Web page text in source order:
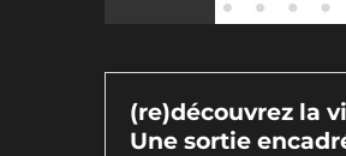
(re)découvrez la
Une sortie